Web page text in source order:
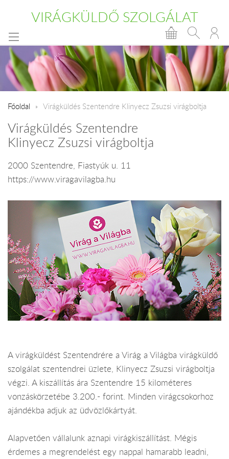
VIRÁGKÜLDŐ SZOLGÁLAT
Főoldal Virágküldés Szentendre Klinyecz Zsuzsi virágboltja
Virágküldés Szentendre
Klinyecz Zsuzsi virágboltja
2000 Szentendre, Fiastyúk u. 11
https://www.viragavilagba.hu
A virágküldést Szentendrére a Virág a Világba virágküldő
szolgálat szentendrei üzlete, Klinyecz Zsuzsi virágboltja
végzi. A kiszállítás ára Szentendre 15 kilométeres
vonzáskörzetébe 3.200.- forint. Minden virágcsokorhoz
ajándékba adjuk az üdvözlőkártyát.
Alapvetően vállalunk aznapi virágkiszállítást. Mégis
érdemes a megrendelést egy nappal hamarabb leadni,